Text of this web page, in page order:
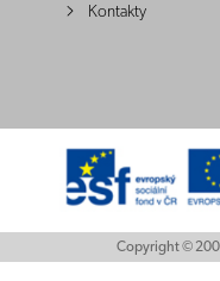
Kontakty
Copyright ©